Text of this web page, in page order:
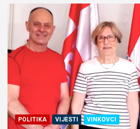
POLITIKA VIJESTI VINKOVCI